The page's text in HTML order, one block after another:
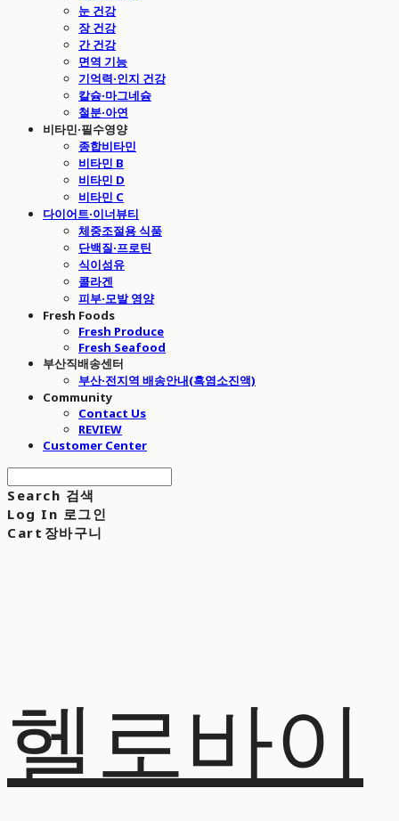
눈 건강
장 건강
간 건강
면역 기능
기억력·인지 건강
칼슘·마그네슘
철분·아연
비타민·필수영양
종합비타민
비타민 B
비타민 D
비타민 C
다이어트·이너뷰티
체중조절용 식품
단백질·프로틴
식이섬유
콜라겐
피부·모발 영양
Fresh Foods
Fresh Produce
Fresh Seafood
부산직배송센터
부산·전지역 배송안내(흑염소진액)
Community
Contact Us
REVIEW
Customer Center
Search 검색
Log In 로그인
Cart 장바구니
헬로바이